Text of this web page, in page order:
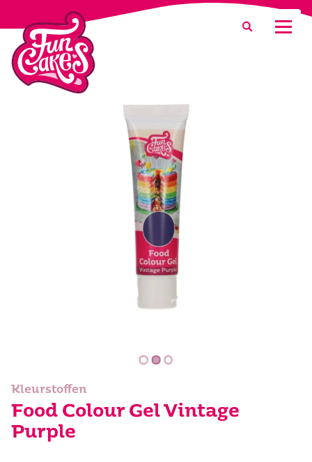
Waar ben je naar op zoek?
Zoeken
Kleurstoffen
Food Colour Gel Vintage
Purple